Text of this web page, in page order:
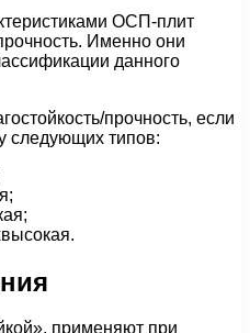
ОСП-плит
Именно они
данного
прочность, если
следующих типов:
применяют при